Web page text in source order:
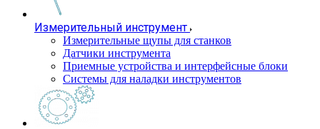
Измерительный инструмент
Измерительные щупы для станков
Датчики инструмента
Приемные устройства и интерфейсные блоки
Системы для наладки инструментов